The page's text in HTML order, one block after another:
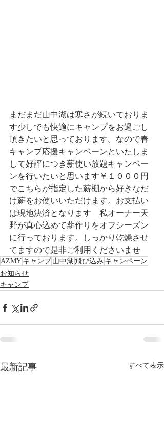
まだまだ山中湖は寒さが続いておりま
す少しでも快適にキャンプをお過ごし
頂きたいと思っております。なので春
キャンプ応援キャンペーンといたしま
して好評につき薪使い放題キャンペー
ンを行いたいと思います￥１０００円
でこちらが指定した薪棚から好きなだ
け薪をお使いいただけます。お支払い
は現地決済となります　私オーナー天
野が真心込めて薪作りをオフシーズン
に行っております。しっかり乾燥させ
てますので是非ご利用くださいませ
AZMY キャンプ 山中湖 飛び込み キャンペーン
お知らせ
キャンプ
最新記事 すべて表示